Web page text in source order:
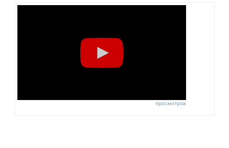
просмотров